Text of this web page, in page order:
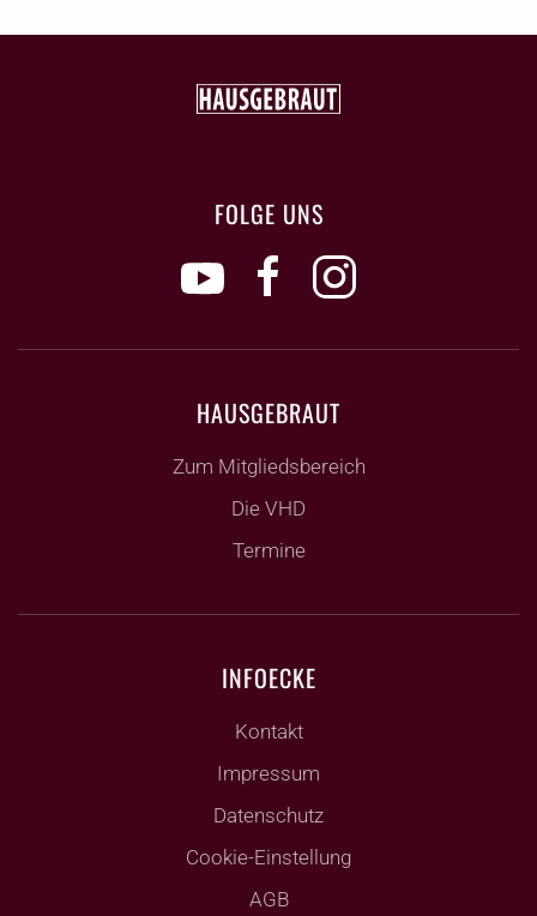
FOLGE UNS
HAUSGEBRAUT
Zum Mitgliedsbereich
Die VHD
Termine
INFOECKE
Kontakt
Impressum
Datenschutz
Cookie-Einstellung
AGB